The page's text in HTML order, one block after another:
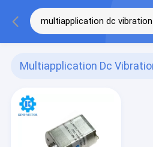
Multiapplication Dc